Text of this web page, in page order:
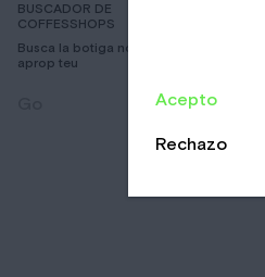
BUSCADOR DE
COFFESSHOPS
Busca la botiga nomad mes
aprop teu
Acepto
Rechazo